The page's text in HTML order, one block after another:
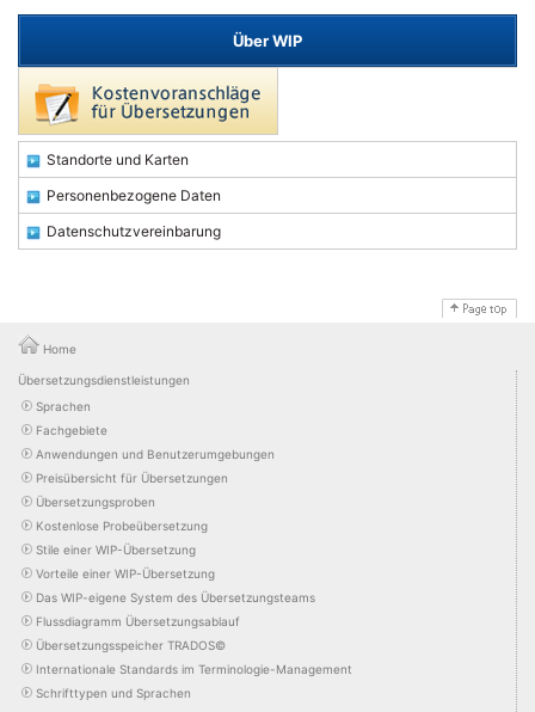
Über WIP
Standorte und Karten
Personenbezogene Daten
Datenschutzvereinbarung
Home
Übersetzungsdienstleistungen
Sprachen
Fachgebiete
Anwendungen und Benutzerumgebungen
Preisübersicht für Übersetzungen
Übersetzungsproben
Kostenlose Probeübersetzung
Stile einer WIP-Übersetzung
Vorteile einer WIP-Übersetzung
Das WIP-eigene System des Übersetzungsteams
Flussdiagramm Übersetzungsablauf
Übersetzungsspeicher TRADOS©
Internationale Standards im Terminologie-Management
Schrifttypen und Sprachen